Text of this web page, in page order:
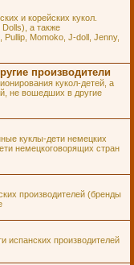
и корейских кукол.
а также
Momoko, J-doll, Jenny,
производители
кукол-детей, а
не вошедших в другие
куклы-дети немецких
немецкоговорящих стран
производителей (бренды
испанских производителей